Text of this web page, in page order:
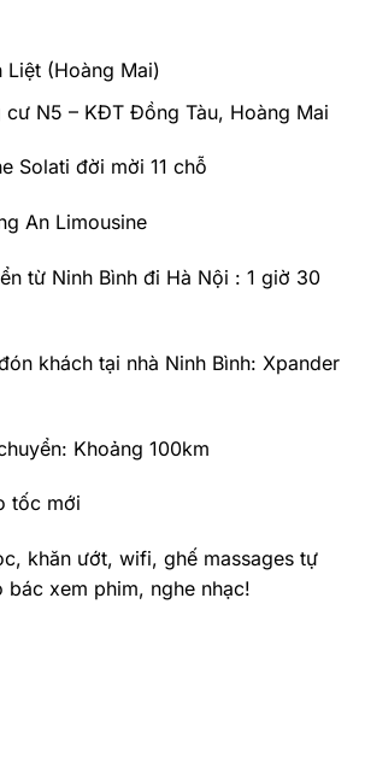
Liệt (Hoàng Mai)
cư N5 – KĐT Đồng Tàu, Hoàng Mai
Solati đời mời 11 chỗ
An Limousine
từ Ninh Bình đi Hà Nội : 1 giờ 30
khách tại nhà Ninh Bình: Xpander
Khoảng 100km
tốc mới
khăn ướt, wifi, ghế massages tự
xem phim, nghe nhạc!